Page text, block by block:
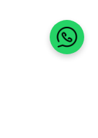
Habla